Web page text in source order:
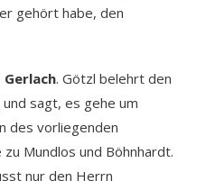
gehört habe, den
Gerlach. Götzl belehrt den
und sagt, es gehe um
des vorliegenden
Mundlos und Böhnhardt.
nur den Herrn